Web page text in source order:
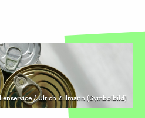
/ Ulrich Zillmann (Symbolbild)